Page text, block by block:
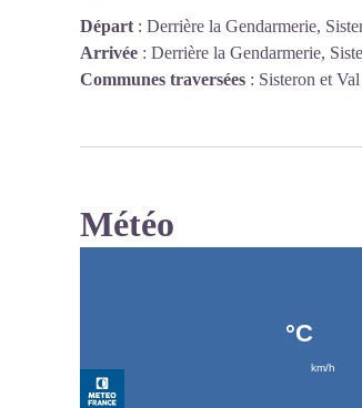
Départ : Derrière la Gendarmerie,
Arrivée : Derrière la Gendarmerie,
Communes traversées : Sisteron et
Météo